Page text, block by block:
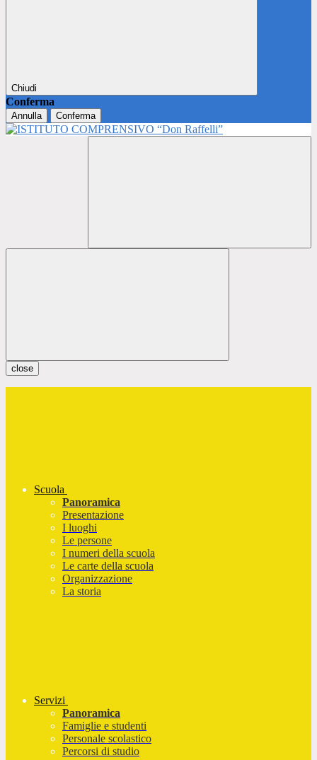
Chiudi
Conferma
Annulla Conferma
close
Scuola
Panoramica
Presentazione
I luoghi
Le persone
I numeri della scuola
Le carte della scuola
Organizzazione
La storia
Servizi
Panoramica
Famiglie e studenti
Personale scolastico
Percorsi di studio